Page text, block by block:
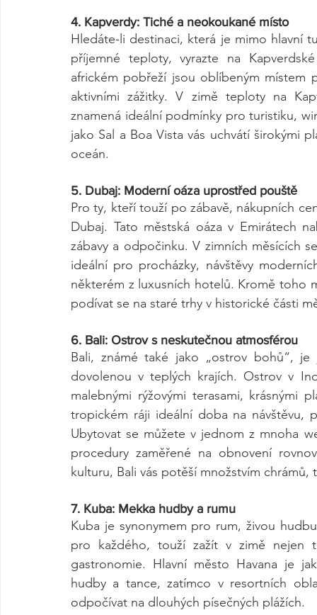
4. Kapverdy: Tiché a neokoukané místo
Hledáte-li destinaci, která je mimo hlavní
příjemné teploty, vyrazte na
africkém pobřeží jsou oblíbeným místem
aktivními zážitky. V zimě teploty na
znamená ideální podmínky pro turistiku,
jako Sal a Boa Vista vás uchvátí širokými
oceán.
5. Dubaj: Moderní oáza uprostřed pouště
Pro ty, kteří touží po zábavě, nákupních
Dubaj. Tato městská oáza v Emirátech
zábavy a odpočinku. V zimních měsících
ideální pro procházky, návštěvy
některém z luxusních hotelů. Kromě toho
podívat se na staré trhy v historické části
6. Bali: Ostrov s neskutečnou atmosférou
Bali, známé také jako „ostrov bohů“,
dovolenou v teplých krajích. Ostrov v
malebnými rýžovými terasami, krásnými
tropickém ráji ideální doba na návštěvu,
Ubytovat se můžete v jednom z mnoha
procedury zaměřené na obnovení
kulturu, Bali vás potěší množstvím chrámů,
7. Kuba: Mekka hudby a rumu
Kuba je synonymem pro rum, živou
pro každého, touží zažít v zimě nejen
gastronomie. Hlavní město Havana je
hudby a tance, zatímco v resortních
odpočívat na dlouhých písečných plážích.